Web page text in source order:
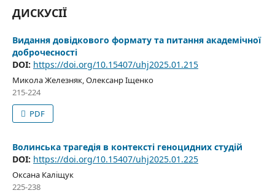
ДИСКУСІЇ
Видання довідкового формату та питання академічної
доброчесності
DOI: https://doi.org/10.15407/uhj2025.01.215
Микола Железняк, Олексанр Іщенко
215-224
PDF
Волинська трагедія в контексті геноцидних студій
DOI: https://doi.org/10.15407/uhj2025.01.225
Оксана Каліщук
225-238